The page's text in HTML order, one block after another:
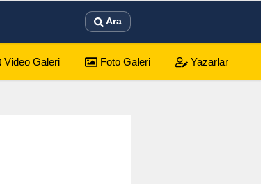
Ara
Video Galeri Foto Galeri Yazarlar